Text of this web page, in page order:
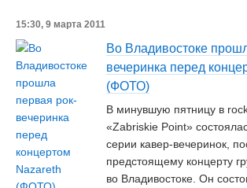
15:30, 9 марта 2011
Во Владивостоке
вечеринка перед
(ФОТО)
В минувшую пятницу в
«Zabriskie Point»
серии кавер-вечеринок,
предстоящему концерту
во Владивостоке. Он